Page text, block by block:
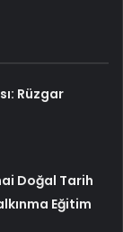
Rüzgar
Doğal Tarih
Eğitim